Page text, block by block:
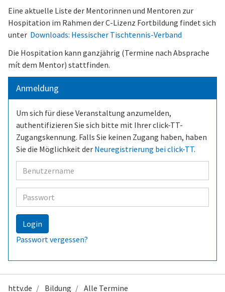
Eine aktuelle Liste der Mentorinnen und Mentoren zur
Hospitation im Rahmen der C-Lizenz Fortbildung findet sich
unter Downloads: Hessischer Tischtennis-Verband
Die Hospitation kann ganzjährig (Termine nach Absprache
mít dem Mentor) stattfinden.
Anmeldung
Um sich für diese Veranstaltung anzumelden,
authentifizieren Sie sich bitte mit Ihrer click-TT-
Zugangskennung. Falls Sie keinen Zugang haben, haben
Sie die Möglichkeit der Neuregistrierung bei click-TT.
Benutzer
Passwort
Login
Passwort vergessen?
httv.de Bildung Alle Termine